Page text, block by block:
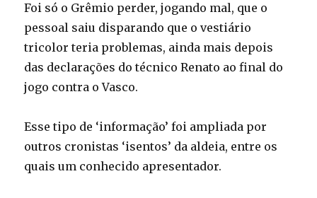
Foi só o Grêmio perder, jogando mal, que o
pessoal saiu disparando que o vestiário
tricolor teria problemas, ainda mais depois
das declarações do técnico Renato ao final do
jogo contra o Vasco.
Esse tipo de ‘informação’ foi ampliada por
outros cronistas ‘isentos’ da aldeia, entre os
quais um conhecido apresentador.